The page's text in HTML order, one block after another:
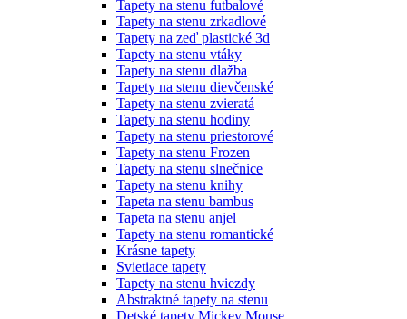
Tapety na stenu futbalové
Tapety na stenu zrkadlové
Tapety na zeď plastické 3d
Tapety na stenu vtáky
Tapety na stenu dlažba
Tapety na stenu dievčenské
Tapety na stenu zvieratá
Tapety na stenu hodiny
Tapety na stenu priestorové
Tapety na stenu Frozen
Tapety na stenu slnečnice
Tapety na stenu knihy
Tapeta na stenu bambus
Tapeta na stenu anjel
Tapety na stenu romantické
Krásne tapety
Svietiace tapety
Tapety na stenu hviezdy
Abstraktné tapety na stenu
Detské tapety Mickey Mouse